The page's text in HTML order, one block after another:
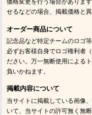
価格変更を行う場合がありま
せるなどの場合、掲載価格と
オーダー商品について
記念品など特定チームのロゴ
必ずお客様自身でロゴ権利者
ださい。万一無断使用による
負いかねます。
掲載内容について
当サイトに掲載している画像
いて、当サイトの許可無く無